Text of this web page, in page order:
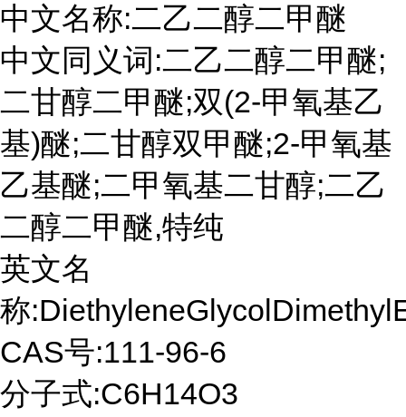
中文名称:二乙二醇二甲醚
中文同义词:二乙二醇二甲醚;
二甘醇二甲醚;双(2-甲氧基乙
基)醚;二甘醇双甲醚;2-甲氧基
乙基醚;二甲氧基二甘醇;二乙
二醇二甲醚,特纯
英文名
称
CAS号:111-96-6
分子式:C6H14O3